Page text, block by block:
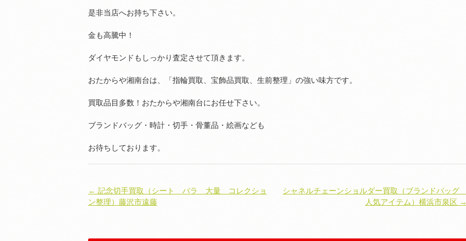
是非当店へお持ち下さい。
金も高騰中！
ダイヤモンドもしっかり査定させて頂きます。
おたからや湘南台は、「指輪買取、宝飾品買取、生前整理」の強い味方です。
買取品目多数！おたからや湘南台にお任せ下さい。
ブランドバッグ・時計・切手・骨董品・絵画なども
お待ちしております。
← 記念切手買取（シート バラ 大量 コレクショ
ン整理）藤沢市遠藤
シャネルチェーンショルダー買取（ブランドバッグ
人気アイテム）横浜市泉区 →